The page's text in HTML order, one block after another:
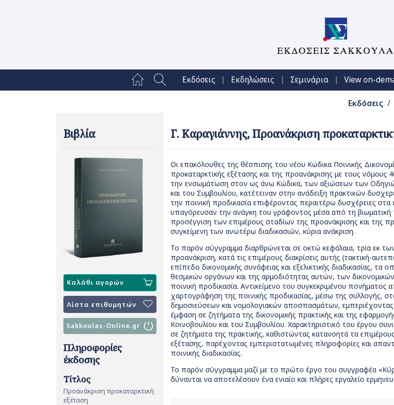
Εκδόσεις | Εκδηλώσεις | Σεμινάρια | View on-
Εκδόσεις /
Βιβλία
Καλάθι αγορών
Λίστα επιθυμητών
Sakkoulas-Online.gr
Πληροφορίες
έκδοσης
Τίτλος
Προανάκριση προκαταρκτική
εξέταση
Γ. Καραγιάννης, Προανάκριση
Οι επακόλουθες της θέσπισης του νέου Κώδικα Ποινικής
προκαταρκτικής εξέτασης και της προανάκρισης με τους
την ενσωμάτωση στον ως άνω Κώδικα, των αξιώσεων των
και του Συμβουλίου, κατέτειναν στην ανάδειξη πρακτικών
την ποινική προδικασία επιφέροντας περαιτέρω δυσχέρειες
υπαγόρευσαν την ανάγκη του γράφοντος μέσα από τη βιωματική
προσέγγιση των επιμέρους σταδίων της προανάκρισης και της
συγκείμενη των ανωτέρω διαδικασιών, κύρια ανάκριση.
Το παρόν σύγγραμμα διαρθρώνεται σε οκτώ κεφάλαια, τρία εκ
προανάκριση, κατά τις επιμέρους διακρίσεις αυτής (τακτική-
επίπεδο δικονομικής συνάφειας και εξελικτικής διαδικασίας, τα
θεσμικών οργάνων και της αρμοδιότητας αυτών, των
ποινική προδικασία. Αντικείμενο του συγκεκριμένου πονήματος
χαρτογράφηση της ποινικής προδικασίας, μέσω της συλλογής,
δημοσιεύσεων και νομολογιακών αποσπασμάτων,
έμφαση σε ζητήματα της δικονομικής πρακτικής και της
Κοινοβουλίου και του Συμβουλίου. Χαρακτηριστικό του έργου
σε ζητήματα της πρακτικής, καθιστώντας κατανοητά τα
εξέτασης, παρέχοντας εμπεριστατωμένες πληροφορίες και
ποινικής διαδικασίας.
Το παρόν σύγγραμμα μαζί με το πρώτο έργο του συγγραφέα
δύνανται να αποτελέσουν ένα ενιαίο και πλήρες εργαλείο